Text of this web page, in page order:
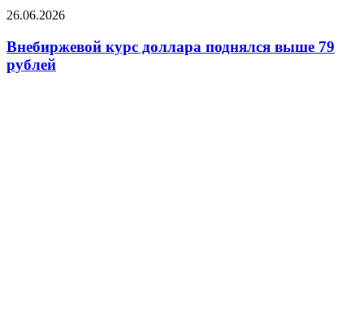
объектов
индастриал
Внебиржевой
доллара
поднялся
выше
26.06.2026
Внебиржевой курс доллара поднялся выше 79
рублей